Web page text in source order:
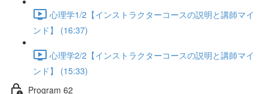
心理学1/2【インストラクターコースの説明と講師マイ
ンド】 (16:37)
心理学2/2【インストラクターコースの説明と講師マイ
ンド】 (15:33)
Program 62